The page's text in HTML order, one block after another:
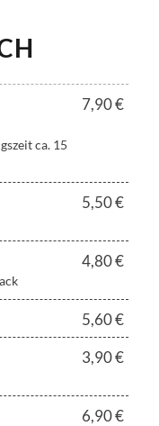
7,90 €
ca. 15
5,50 €
4,80 €
5,60 €
3,90 €
6,90 €